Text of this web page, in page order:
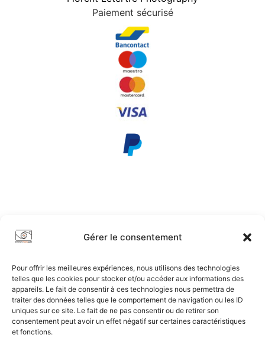
Gérer le consentement
Pour offrir les meilleures expériences, nous utilisons des technologies
telles que les cookies pour stocker et/ou accéder aux informations des
appareils. Le fait de consentir à ces technologies nous permettra de
traiter des données telles que le comportement de navigation ou les ID
uniques sur ce site. Le fait de ne pas consentir ou de retirer son
consentement peut avoir un effet négatif sur certaines caractéristiques
et fonctions.